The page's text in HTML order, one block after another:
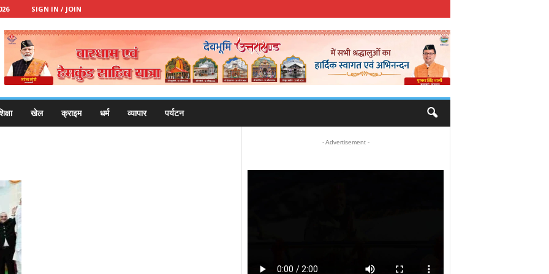
SIGN IN / JOIN
खेल क्राइम धर्म व्यापार पर्यटन
- Advertisement -